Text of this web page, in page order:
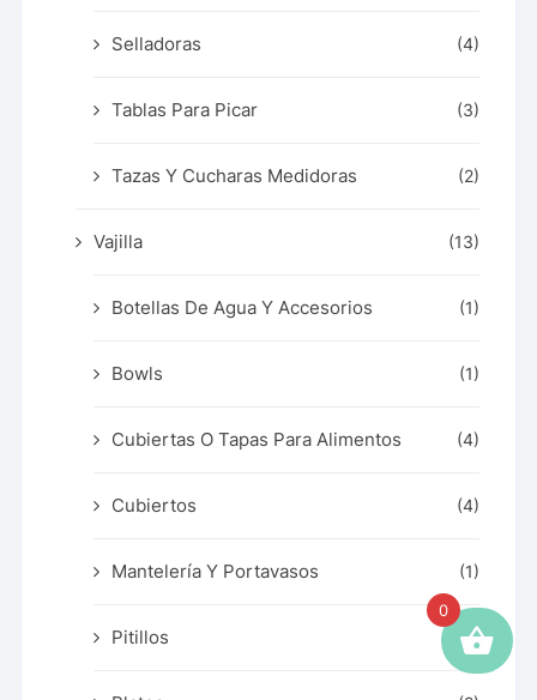
Selladoras (4)
Tablas Para Picar (3)
Tazas Y Cucharas Medidoras (2)
Vajilla (13)
Botellas De Agua Y Accesorios (1)
Bowls (1)
Cubiertas O Tapas Para Alimentos (4)
Cubiertos (4)
Mantelería Y Portavasos (1)
Pitillos (1)
0